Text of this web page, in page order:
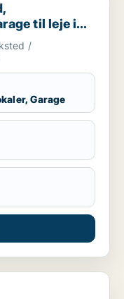
til leje i
/
Garage
butik,